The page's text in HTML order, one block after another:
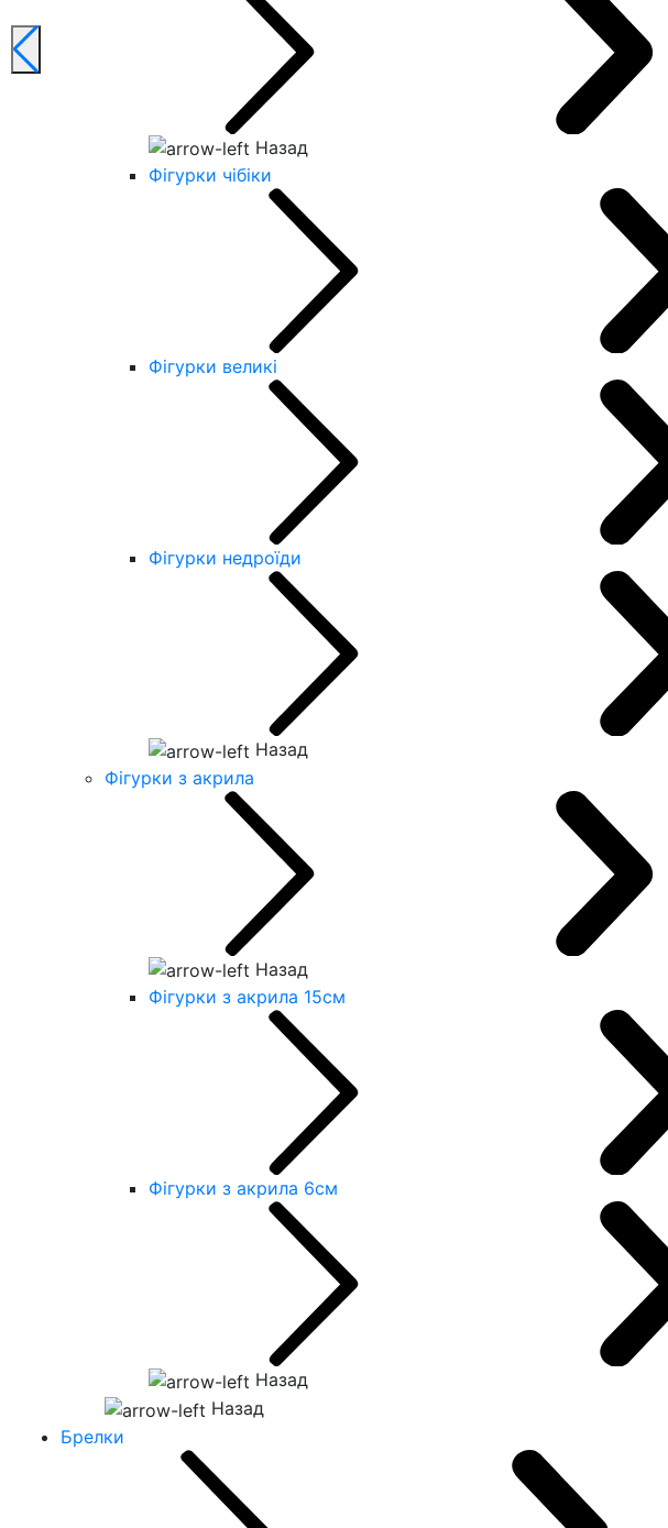
Назад
Фігурки чібіки
Фігурки великі
Фігурки недроїди
Назад
Фігурки з акрила
Назад
Фігурки з акрила 15см
Фігурки з акрила 6см
Назад
Назад
Брелки